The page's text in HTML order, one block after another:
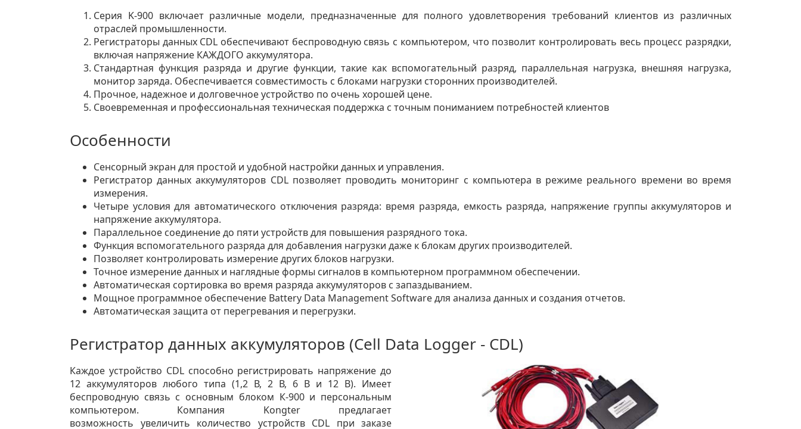
Серия K-900 включает различные модели, предназначенные для полного удовлетворения требований клиентов из различных
отраслей промышленности.
Регистраторы данных CDL обеспечивают беспроводную связь с компьютером, что позволит контролировать весь процесс разрядки,
включая напряжение КАЖДОГО аккумулятора.
Стандартная функция разряда и другие функции, такие как вспомогательный разряд, параллельная нагрузка, внешняя нагрузка,
монитор заряда. Обеспечивается совместимость с блоками нагрузки сторонних производителей.
Прочное, надежное и долговечное устройство по очень хорошей цене.
Своевременная и профессиональная техническая поддержка с точным пониманием потребностей клиентов
Особенности
Сенсорный экран для простой и удобной настройки данных и управления.
Регистратор данных аккумуляторов CDL позволяет проводить мониторинг с компьютера в режиме реального времени во время
измерения.
Четыре условия для автоматического отключения разряда: время разряда, емкость разряда, напряжение группы аккумуляторов и
напряжение аккумулятора.
Параллельное соединение до пяти устройств для повышения разрядного тока.
Функция вспомогательного разряда для добавления нагрузки даже к блокам других производителей.
Позволяет контролировать измерение других блоков нагрузки.
Точное измерение данных и наглядные формы сигналов в компьютерном программном обеспечении.
Автоматическая сортировка во время разряда аккумуляторов с запаздыванием.
Мощное программное обеспечение Battery Data Management Software для анализа данных и создания отчетов.
Автоматическая защита от перегревания и перегрузки.
Регистратор данных аккумуляторов (Cell Data Logger - CDL)
Каждое устройство CDL способно регистрировать напряжение до
12 аккумуляторов любого типа (1,2 В, 2 В, 6 В и 12 В). Имеет
беспроводную связь с основным блоком К-900 и персональным
компьютером. Компания Kongter предлагает
возможность увеличить количество устройств CDL при заказе